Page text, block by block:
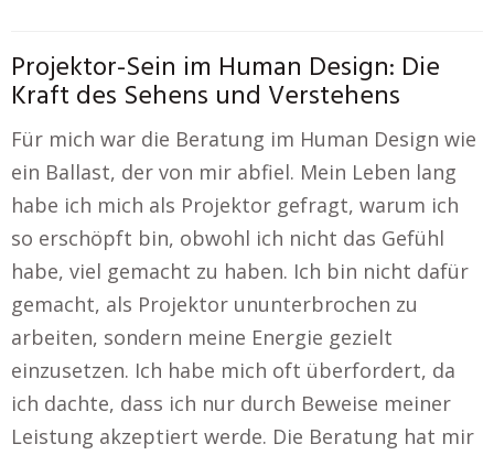
Projektor-Sein im Human Design: Die
Kraft des Sehens und Verstehens
Für mich war die Beratung im Human Design wie
ein Ballast, der von mir abfiel. Mein Leben lang
habe ich mich als Projektor gefragt, warum ich
so erschöpft bin, obwohl ich nicht das Gefühl
habe, viel gemacht zu haben. Ich bin nicht dafür
gemacht, als Projektor ununterbrochen zu
arbeiten, sondern meine Energie gezielt
einzusetzen. Ich habe mich oft überfordert, da
ich dachte, dass ich nur durch Beweise meiner
Leistung akzeptiert werde. Die Beratung hat mir